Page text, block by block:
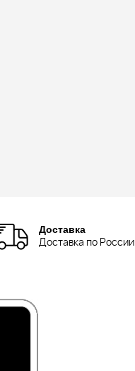
Доставка
Доставка по России